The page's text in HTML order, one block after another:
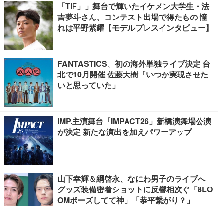
「TIF」」舞台で輝いたイケメン大学生・法
吉夢斗さん、コンテスト出場で得たもの 憧
れは平野紫耀【モデルプレスインタビュー】
FANTASTICS、初の海外単独ライブ決定 台
北で10月開催 佐藤大樹「いつか実現させた
いと思っていた」
IMP.主演舞台「IMPACT26」新橋演舞場公演
が決定 新たな演出を加えパワーアップ
山下幸輝＆綱啓永、なにわ男子のライブへ
グッズ装備密着ショットに反響相次ぐ「8LO
OMポーズしてて神」「恭平繋がり？」